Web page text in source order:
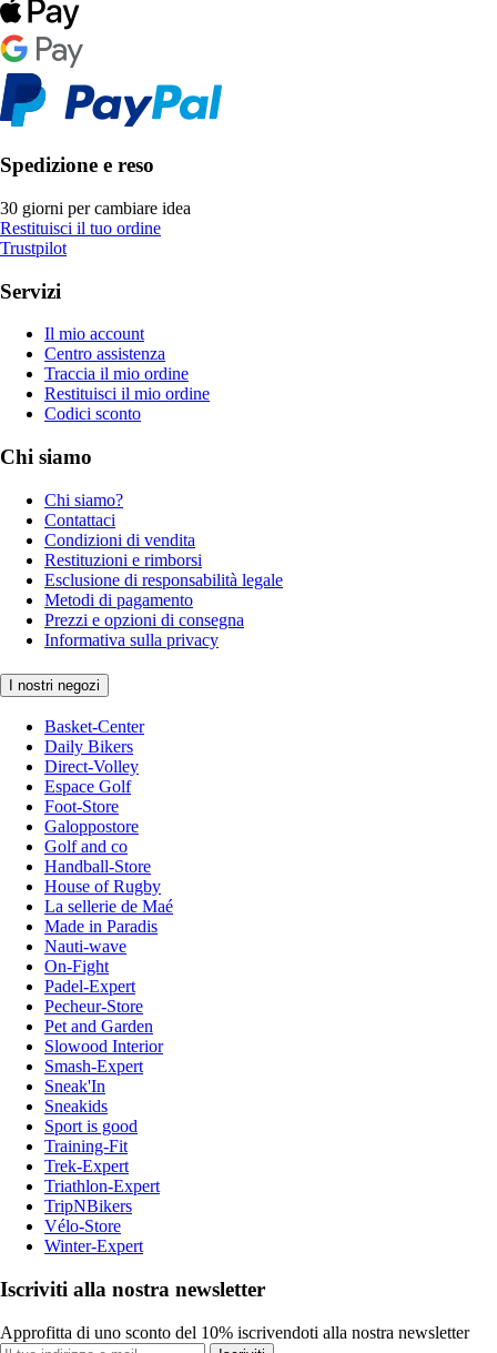
Spedizione e reso
30 giorni per cambiare idea
Restituisci il tuo ordine
Trustpilot
Servizi
Il mio account
Centro assistenza
Traccia il mio ordine
Restituisci il mio ordine
Codici sconto
Chi siamo
Chi siamo?
Contattaci
Condizioni di vendita
Restituzioni e rimborsi
Esclusione di responsabilità legale
Metodi di pagamento
Prezzi e opzioni di consegna
Informativa sulla privacy
I nostri negozi
Basket-Center
Daily Bikers
Direct-Volley
Espace Golf
Foot-Store
Galoppostore
Golf and co
Handball-Store
House of Rugby
La sellerie de Maé
Made in Paradis
Nauti-wave
On-Fight
Padel-Expert
Pecheur-Store
Pet and Garden
Slowood Interior
Smash-Expert
Sneak'In
Sneakids
Sport is good
Training-Fit
Trek-Expert
Triathlon-Expert
TripNBikers
Vélo-Store
Winter-Expert
Iscriviti alla nostra newsletter
Approfitta di uno sconto del 10% iscrivendoti alla nostra newsletter